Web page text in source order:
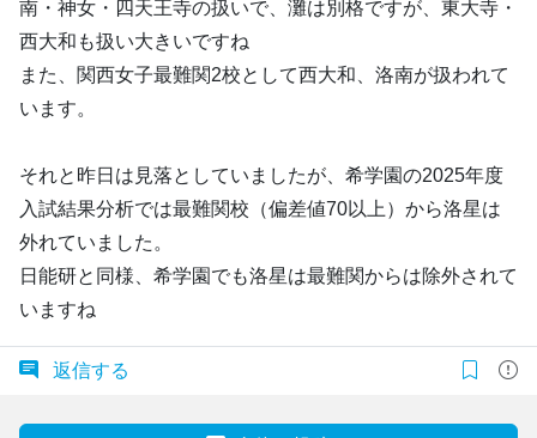
南・神女・四天王寺の扱いで、灘は別格ですが、東大寺・
西大和も扱い大きいですね
また、関西女子最難関2校として西大和、洛南が扱われて
います。
それと昨日は見落としていましたが、希学園の2025年度
入試結果分析では最難関校（偏差値70以上）から洛星は
外れていました。
日能研と同様、希学園でも洛星は最難関からは除外されて
いますね
返信する